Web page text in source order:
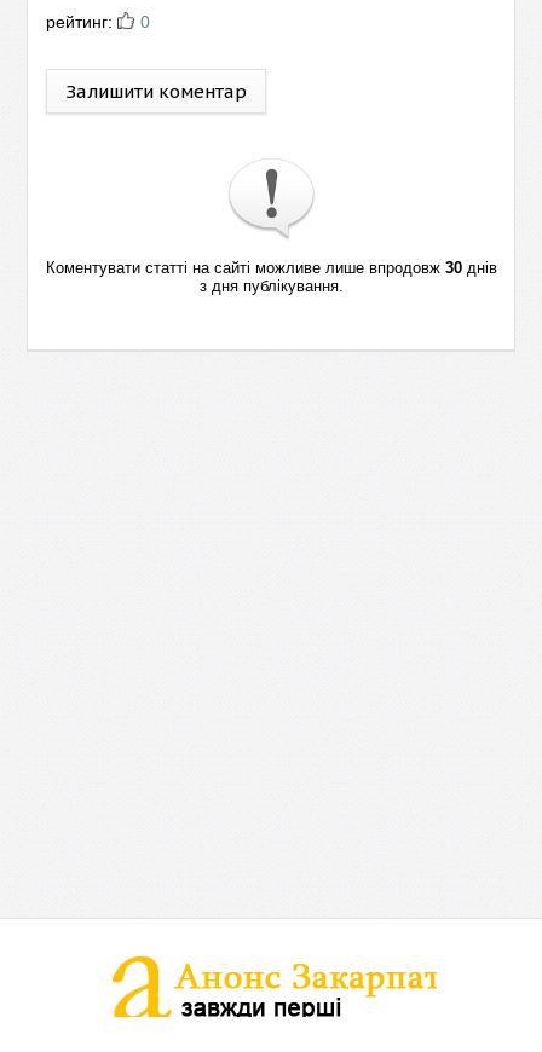
рейтинг: 0
Залишити коментар
Коментувати статті на сайті можливе лише впродовж 30днів
з дня публікування.